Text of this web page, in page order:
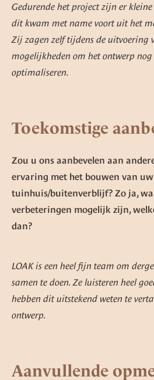
Gedurende het project zijn er kleine
dit kwam met name voort uit het
Zij zagen zelf tijdens de uitvoering
mogelijkheden om het ontwerp nog
optimaliseren.
Toekomstige
Zou u ons aanbevelen aan
ervaring met het bouwen van
tuinhuis/buitenverblijf? Zo ja,
verbeteringen mogelijk zijn,
dan?
LOAK is een heel fijn team om
samen te doen. Ze luisteren heel
hebben dit uitstekend weten te
ontwerp.
Aanvullende